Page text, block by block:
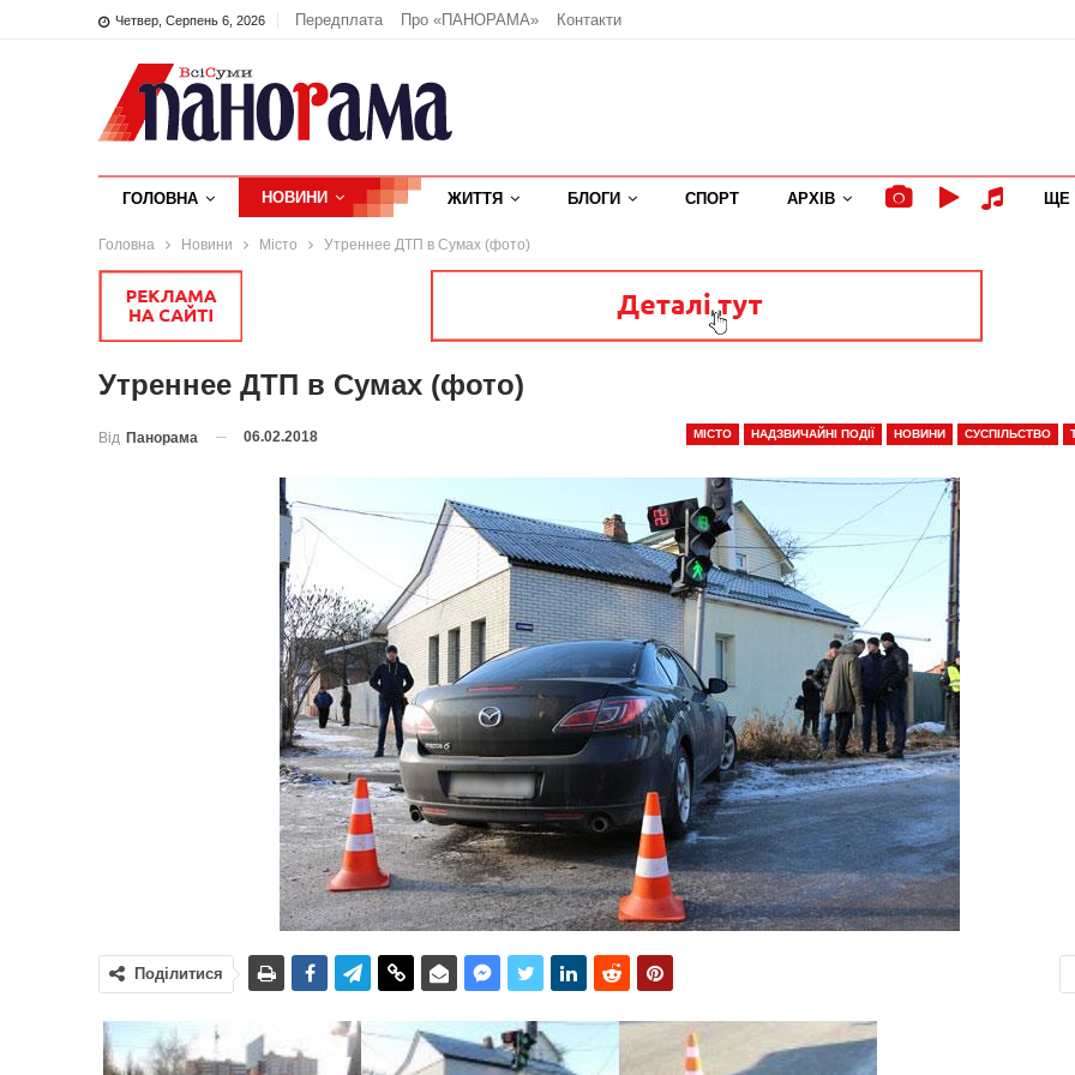
Четвер, Серпень 6, 2026 Передплата Про «ПАНОРАМА» Контакти
ГОЛОВНА НОВИНИ ЖИТТЯ БЛОГИ СПОРТ АРХІВ ЩЕ
Головна Новини Місто Утреннее ДТП в Сумах (фото)
Утреннее ДТП в Сумах (фото)
МІСТО НАДЗВИЧАЙНІ ПОДІЇ НОВИНИ СУСПІЛЬСТВО
Від Панорама 06.02.2018
Поділитися